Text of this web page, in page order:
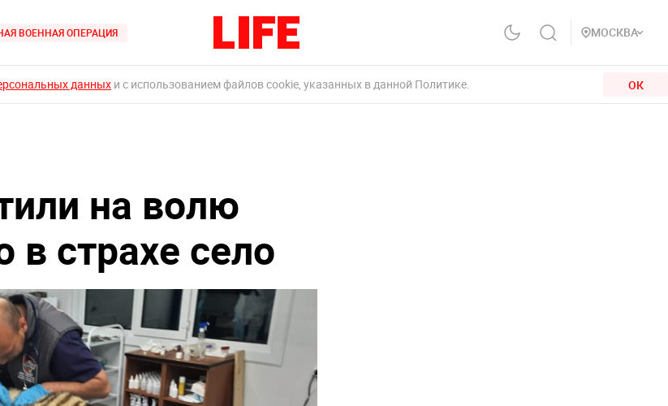
ВОЕННАЯ ОПЕРАЦИЯ МОСКВА
данных и с использованием файлов cookie, указанных в данной Политике. ОК
на волю
страхе село